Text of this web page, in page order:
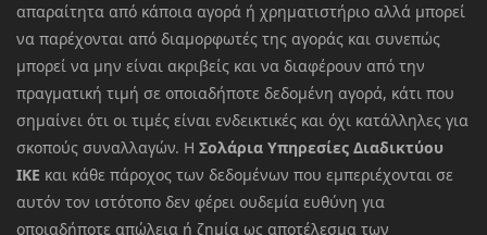
απαραίτητα από κάποια αγορά ή χρηματιστήριο αλλά μπορεί
να παρέχονται από διαμορφωτές της αγοράς και συνεπώς
μπορεί να μην είναι ακριβείς και να διαφέρουν από την
πραγματική τιμή σε οποιαδήποτε δεδομένη αγορά, κάτι που
σημαίνει ότι οι τιμές είναι ενδεικτικές και όχι κατάλληλες για
σκοπούς συναλλαγών. Η Σολάρια Υπηρεσίες Διαδικτύου
ΙΚΕ και κάθε πάροχος των δεδομένων που εμπεριέχονται σε
αυτόν τον ιστότοπο δεν φέρει ουδεμία ευθύνη για
οποιαδήποτε απώλεια ή ζημία ως αποτέλεσμα των